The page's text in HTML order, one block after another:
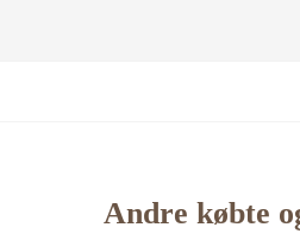
Andre købte